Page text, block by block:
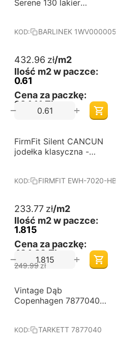
Serene 130 lakier
KOD: BARLINEK 1WV000005
432.96 zł/m2
Ilość m2 w paczce:
0.61
Cena za paczkę:
264,11 Zł
+
−
-6%
Darmowa dostawa
od 60 m2
FirmFit Silent CANCUN
jodełka klasyczna -
KOD: FIRMFIT EWH-7020-HB
233.77 zł/m2
Ilość m2 w paczce:
1.815
Cena za paczkę:
424,29 Zł
249.99 zł
+
−
-15%
Darmowa dostawa
od 60 m2
Vintage Dąb
Copenhagen 7877040
KOD: TARKETT 7877040